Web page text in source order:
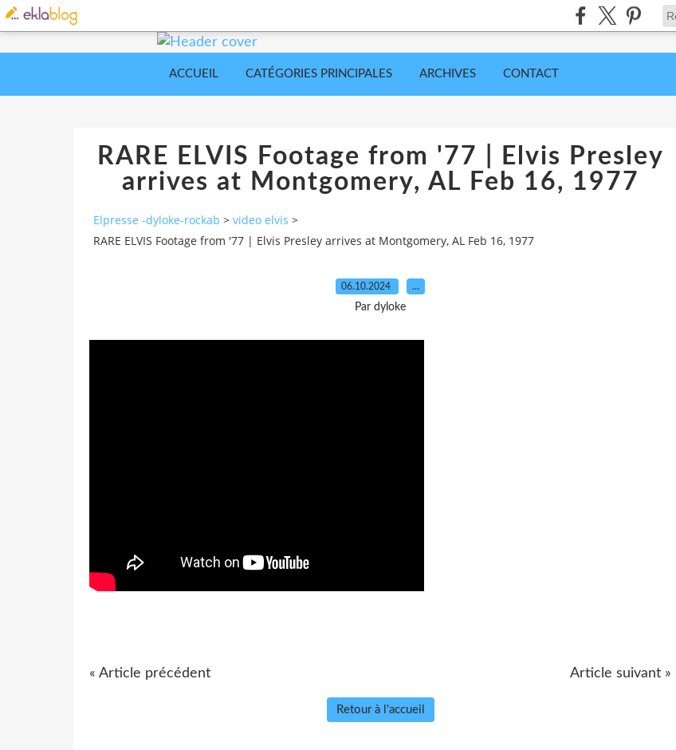
ACCUEIL CATÉGORIES PRINCIPALES ARCHIVES CONTACT
RARE ELVIS Footage from '77 | Elvis Presley
arrives at Montgomery, AL Feb 16, 1977
Elpresse -dyloke-rockab > video elvis >
RARE ELVIS Footage from '77 | Elvis Presley arrives at Montgomery, AL Feb 16, 1977
06.10.2024 …
Par dyloke
« Article précédent Article suivant »
Retour à l'accueil